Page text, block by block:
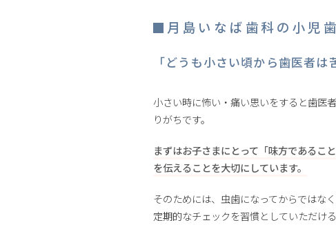
月島いなば歯科の小児
「どうも小さい頃から歯医者は
小さい時に怖い・痛い思いをすると歯医
りがちです。
まずはお子さまにとって「味方であるこ
を伝えることを大切にしています。
そのためには、虫歯になってからではな
定期的なチェックを習慣としていただけ